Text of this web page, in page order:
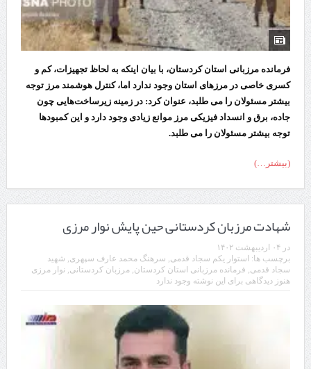
فرمانده مرزبانی استان کردستان، با بیان اینکه به لحاظ تجهیزات، کم و
کسری خاصی در مرزهای استان وجود ندارد اما، کنترل هوشمند مرز توجه
بیشتر مسئولان را می طلبد، عنوان کرد: در زمینه زیرساخت‌هایی چون
جاده، برق و انسداد فیزیکی مرز موانع زیادی وجود دارد و این کمبودها
توجه بیشتر مسئولان را می طلبد.
(بیشتر…)
شهادت مرزبان کردستانی حین پایش نوار مرزی
در ۰۴ اردیبهشت ۱۴۰۲
برچسب ها: استوار یکم سجاد قدمی سرهنگ محمد عارف سپهری شهید
سجاد قدمی فرمانده مرزبانی استان کردستان مرزبان کردستانی نوار مرزی
هنوز دیدگاهی برای این نوشته وجود ندارد